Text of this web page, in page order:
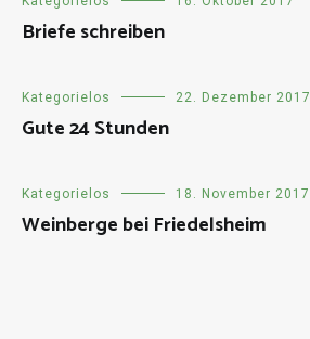
Briefe schreiben
Kategorielos 22. Dezember 2017
Gute 24 Stunden
Kategorielos 18. November 2017
Weinberge bei Friedelsheim